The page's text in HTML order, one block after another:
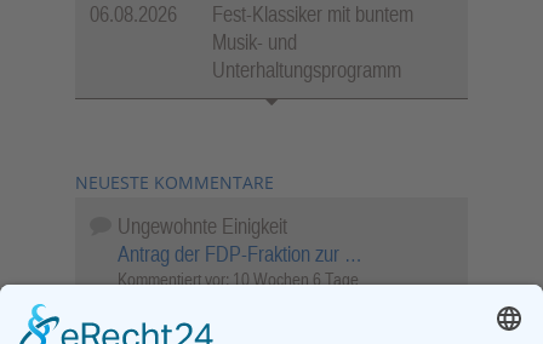
06.08.2026
Fest-Klassiker mit buntem
Musik- und
Unterhaltungsprogramm
NEUESTE KOMMENTARE
Ungewohnte Einigkeit
Antrag der FDP-Fraktion zur …
Kommentiert vor: 10 Wochen 6 Tage
Objekt …